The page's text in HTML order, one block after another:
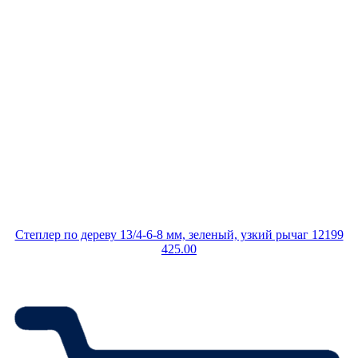
Степлер по дереву 13/4-6-8 мм, зеленый, узкий рычаг 12199
425.00